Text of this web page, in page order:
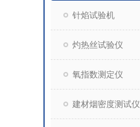
针焰试验机
灼热丝试验仪
氧指数测定仪
建材烟密度测试仪